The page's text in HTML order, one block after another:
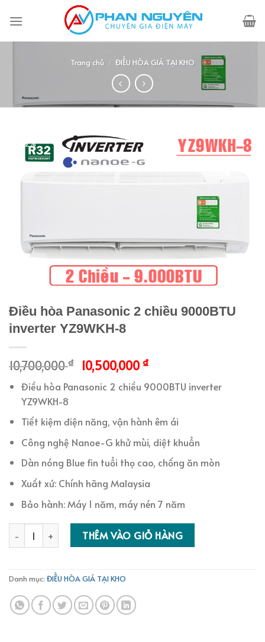
Trang chủ / ĐIỀU HÒA GIÁ TẠI KHO
-2%
Điều hòa Panasonic 2 chiều 9000BTU
inverter YZ9WKH-8
10,700,000₫ 10,500,000 ₫
Điều hòa Panasonic 2 chiều 9000BTU inverter
YZ9WKH-8
Tiết kiệm điện năng, vận hành êm ái
Công nghệ Nanoe-G khử mùi, diệt khuẩn
Dàn nóng Blue fin tuổi thọ cao, chống ăn mòn
Xuất xứ: Chính hãng Malaysia
Bảo hành: Máy 1 năm, máy nén 7 năm
Điều hòa Panasonic 2 chiều 9000BTU inverter YZ9WKH-8 số
THÊM VÀO GIỎ HÀNG
Danh mục: ĐIỀU HÒA GIÁ TẠI KHO